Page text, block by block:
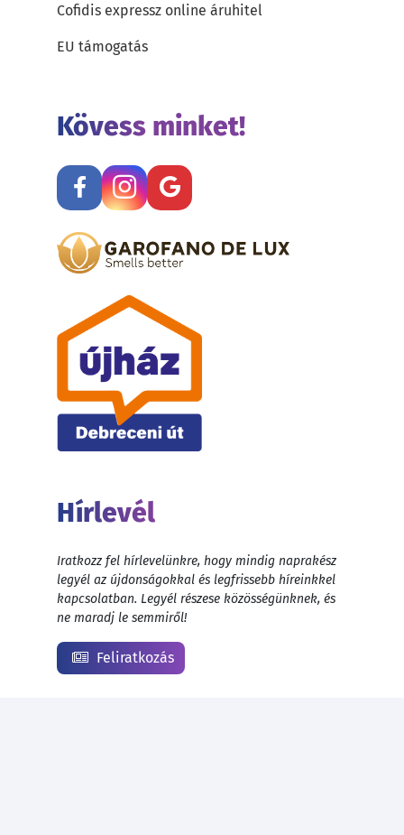
Cofidis expressz online áruhitel
EU támogatás
Kövess minket!
Hírlevél
Iratkozz fel hírlevelünkre, hogy mindig naprakész
legyél az újdonságokkal és legfrissebb híreinkkel
kapcsolatban. Legyél részese közösségünknek, és
ne maradj le semmiről!
Feliratkozás